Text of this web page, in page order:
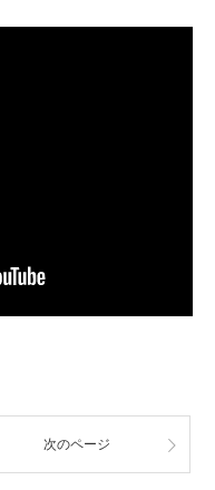
次のページ